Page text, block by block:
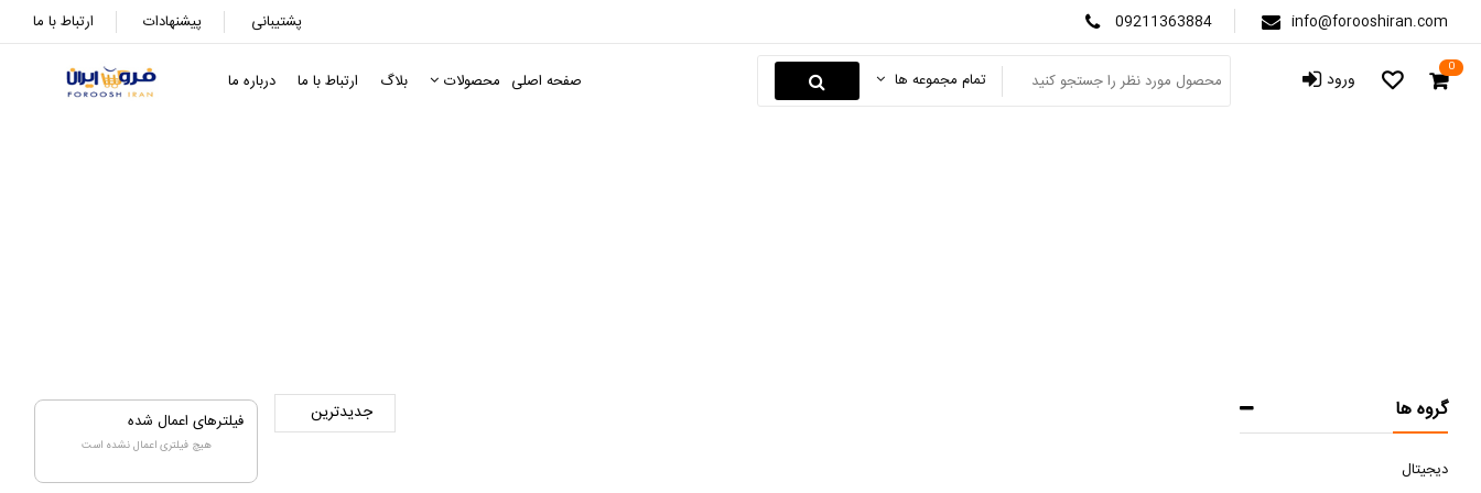
ارتباط با ما پیشنهادات پشتیبانی 09211363884 info@forooshiran.com
صفحه اصلی محصولات بلاگ ارتباط با ما درباره ما تمام مجموعه ها ورود 0
فیلترهای اعمال شده
هیچ فیلتری اعمال نشده است
گروه ها
دیجیتال